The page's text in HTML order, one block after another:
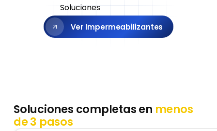
Ver Impermeabilizantes
Soluciones completas en menos
de 3 pasos